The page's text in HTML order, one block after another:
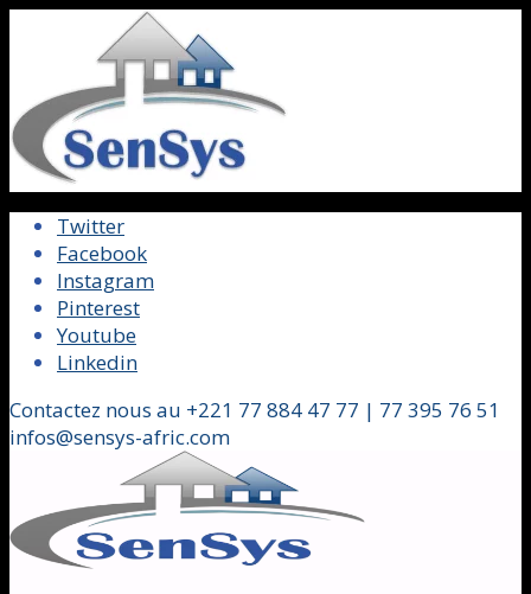
Twitter
Facebook
Instagram
Pinterest
Youtube
Linkedin
Contactez nous au +221 77 884 47 77 | 77 395 76 51
infos@sensys-afric.com